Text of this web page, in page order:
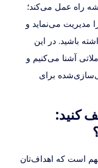
راه عمل می‌کند؛
مدیریت می‌نماید و
باشید. در این
آشنا می‌کنیم و
برای
کنید:
مهم است که اهداف‌تان